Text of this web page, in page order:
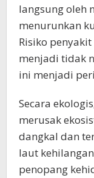
langsung oleh
menurunkan
Risiko
menjadi tidak
ini menjadi
Secara
merusak
dangkal dan
laut
penopang